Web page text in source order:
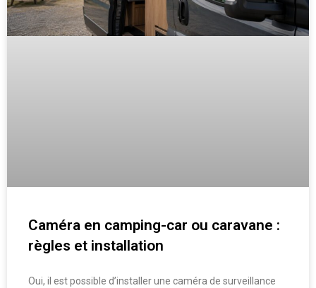
Caméra en camping-car ou caravane :
règles et installation
Oui, il est possible d’installer une caméra de surveillance